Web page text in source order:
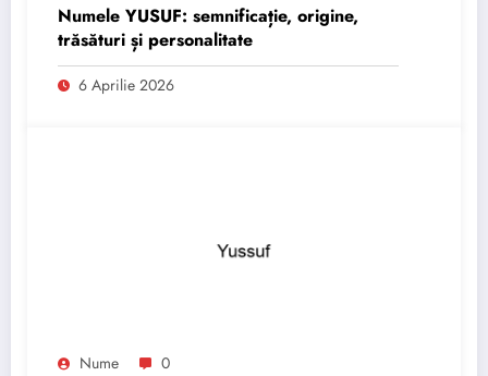
Numele YUSUF: semnificație, origine,
trăsături și personalitate
6 Aprilie 2026
Nume 0